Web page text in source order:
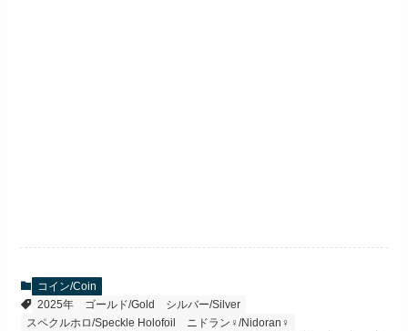
コイン/Coin
2025年
ゴールド/Gold
シルバー/Silver
スペクルホロ/Speckle Holofoil
ニドラン♀/Nidoran♀